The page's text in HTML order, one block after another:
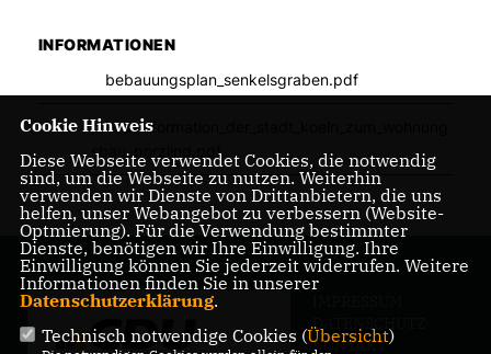
INFORMATIONEN
bebauungsplan_senkelsgraben.pdf
presseinformation_der_stadt_koeln_zum_wohnung
sbau_porzlind.pdf
DATENSCHUTZ
KONTAKT
Cookie Hinweis
Diese Webseite verwendet Cookies, die notwendig
sind, um die Webseite zu nutzen. Weiterhin
verwenden wir Dienste von Drittanbietern, die uns
helfen, unser Webangebot zu verbessern (Website-
Optmierung). Für die Verwendung bestimmter
Dienste, benötigen wir Ihre Einwilligung. Ihre
Einwilligung können Sie jederzeit widerrufen. Weitere
Informationen finden Sie in unserer
Datenschutzerklärung.
Technisch notwendige Cookies (Übersicht)